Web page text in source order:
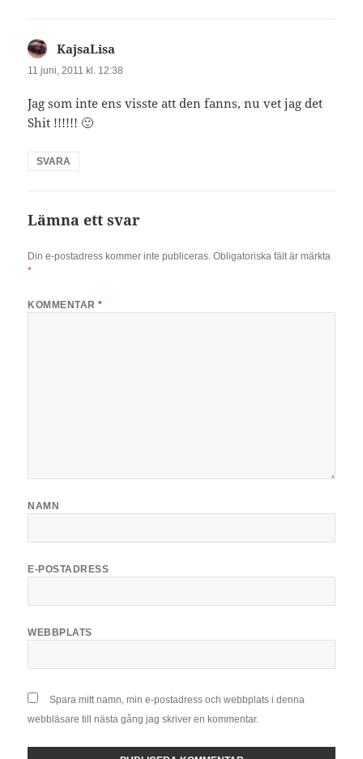
KajsaLisa
11 juni, 2011 kl. 12:38
Jag som inte ens visste att den fanns, nu vet jag det
Shit !!!!!! 🙂
SVARA
Lämna ett svar
Din e-postadress kommer inte publiceras. Obligatoriska fält är märkta
*
KOMMENTAR*
NAMN
E-POSTADRESS
WEBBPLATS
Spara mitt namn, min e-postadress och webbplats i denna
webbläsare till nästa gång jag skriver en kommentar.